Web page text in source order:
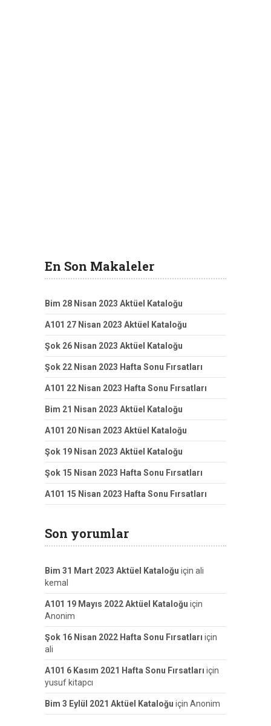
En Son Makaleler
Bim 28 Nisan 2023 Aktüel Kataloğu
A101 27 Nisan 2023 Aktüel Kataloğu
Şok 26 Nisan 2023 Aktüel Kataloğu
Şok 22 Nisan 2023 Hafta Sonu Fırsatları
A101 22 Nisan 2023 Hafta Sonu Fırsatları
Bim 21 Nisan 2023 Aktüel Kataloğu
A101 20 Nisan 2023 Aktüel Kataloğu
Şok 19 Nisan 2023 Aktüel Kataloğu
Şok 15 Nisan 2023 Hafta Sonu Fırsatları
A101 15 Nisan 2023 Hafta Sonu Fırsatları
Son yorumlar
Bim 31 Mart 2023 Aktüel Kataloğu için ali
kemal
A101 19 Mayıs 2022 Aktüel Kataloğu için
Anonim
Şok 16 Nisan 2022 Hafta Sonu Fırsatları için
ali
A101 6 Kasım 2021 Hafta Sonu Fırsatları için
yusuf kitapcı
Bim 3 Eylül 2021 Aktüel Kataloğu için Anonim